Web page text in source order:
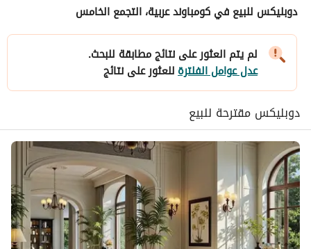
دوبليكس للبيع في كومباوند عربية، التجمع الخامس
لم يتم العثور على نتائج مطابقة للبحث.
عدل عوامل الفلترةللعثور على نتائج
دوبليكس مقترحة للبيع